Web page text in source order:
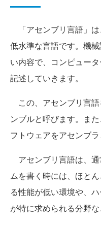
「アセンブリ言語」
低水準な言語です。機
い内容で、コンピュー
記述していきます。
この、アセンブリ言
ンブルと呼びます。ま
フトウェアをアセンブラ
アセンブリ言語は、
ムを書く時には、ほと
る性能が低い環境や、
が特に求められる分野な